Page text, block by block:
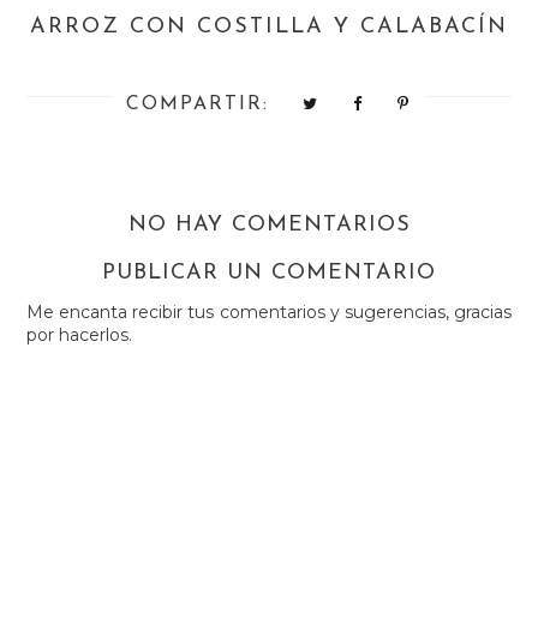
ARROZ CON COSTILLA Y CALABACÍN
COMPARTIR:
NO HAY COMENTARIOS
PUBLICAR UN COMENTARIO
Me encanta recibir tus comentarios y sugerencias, gracias
por hacerlos.